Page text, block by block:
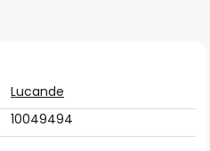
Lucande
10049494